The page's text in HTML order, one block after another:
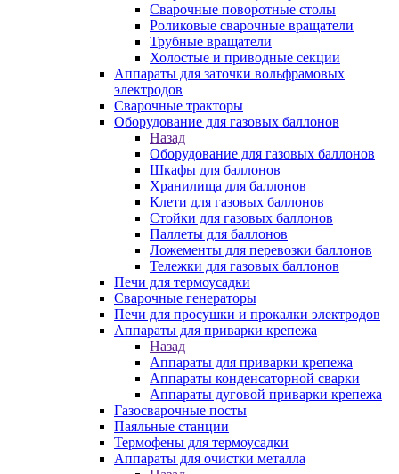
Сварочные поворотные столы
Роликовые сварочные вращатели
Трубные вращатели
Холостые и приводные секции
Аппараты для заточки вольфрамовых
электродов
Сварочные тракторы
Оборудование для газовых баллонов
Назад
Оборудование для газовых баллонов
Шкафы для баллонов
Хранилища для баллонов
Клети для газовых баллонов
Стойки для газовых баллонов
Паллеты для баллонов
Ложементы для перевозки баллонов
Тележки для газовых баллонов
Печи для термоусадки
Сварочные генераторы
Печи для просушки и прокалки электродов
Аппараты для приварки крепежа
Назад
Аппараты для приварки крепежа
Аппараты конденсаторной сварки
Аппараты дуговой приварки крепежа
Газосварочные посты
Паяльные станции
Термофены для термоусадки
Аппараты для очистки металла